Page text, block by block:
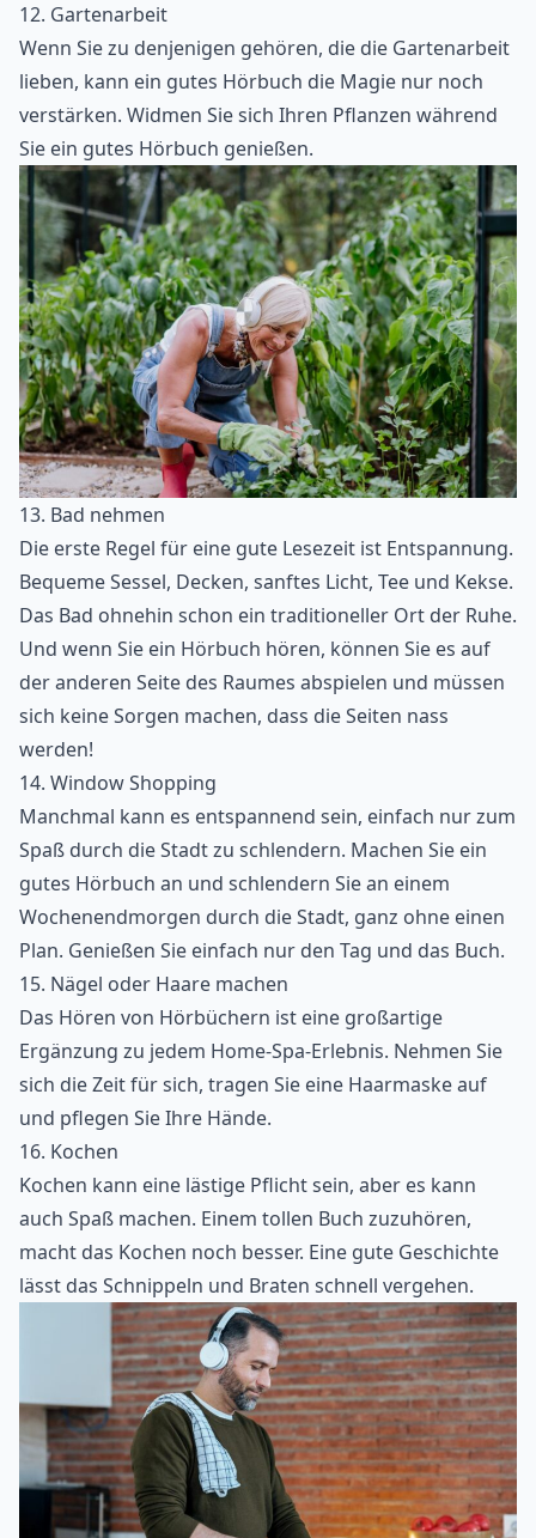
12. Gartenarbeit
Wenn Sie zu denjenigen gehören, die die Gartenarbeit
lieben, kann ein gutes Hörbuch die Magie nur noch
verstärken. Widmen Sie sich Ihren Pflanzen während
Sie ein gutes Hörbuch genießen.
13. Bad nehmen
Die erste Regel für eine gute Lesezeit ist Entspannung.
Bequeme Sessel, Decken, sanftes Licht, Tee und Kekse.
Das Bad ohnehin schon ein traditioneller Ort der Ruhe.
Und wenn Sie ein Hörbuch hören, können Sie es auf
der anderen Seite des Raumes abspielen und müssen
sich keine Sorgen machen, dass die Seiten nass
werden!
14. Window Shopping
Manchmal kann es entspannend sein, einfach nur zum
Spaß durch die Stadt zu schlendern. Machen Sie ein
gutes Hörbuch an und schlendern Sie an einem
Wochenendmorgen durch die Stadt, ganz ohne einen
Plan. Genießen Sie einfach nur den Tag und das Buch.
15. Nägel oder Haare machen
Das Hören von Hörbüchern ist eine großartige
Ergänzung zu jedem Home-Spa-Erlebnis. Nehmen Sie
sich die Zeit für sich, tragen Sie eine Haarmaske auf
und pflegen Sie Ihre Hände.
16. Kochen
Kochen kann eine lästige Pflicht sein, aber es kann
auch Spaß machen. Einem tollen Buch zuzuhören,
macht das Kochen noch besser. Eine gute Geschichte
lässt das Schnippeln und Braten schnell vergehen.